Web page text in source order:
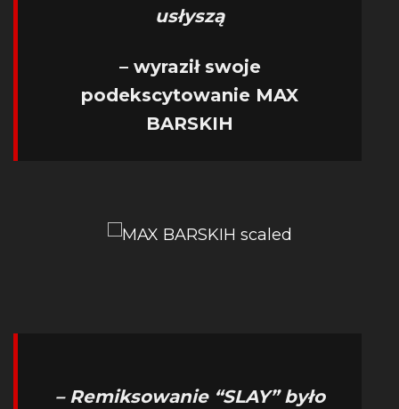
usłyszą
– wyraził swoje
podekscytowanie MAX
BARSKIH
– Remiksowanie “SLAY” było